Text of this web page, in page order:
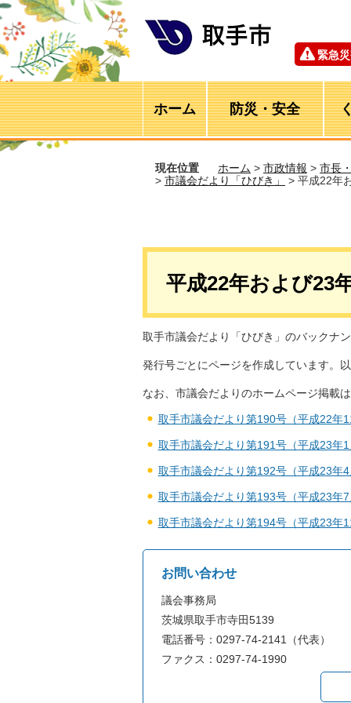
緊急
ホーム 防災・安全
現在位置 ホーム > 市政情報 > 市長
> 市議会だより「ひびき」 > 平成22年
平成22年および23
取手市議会だより「ひびき」のバックナ
発行号ごとにページを作成しています。
なお、市議会だよりのホームページ掲載
取手市議会だより第190号（平成22年
取手市議会だより第191号（平成23年1
取手市議会だより第192号（平成23年4
取手市議会だより第193号（平成23年7
取手市議会だより第194号（平成23年
お問い合わせ
議会事務局
茨城県取手市寺田5139
電話番号：0297-74-2141（代表）
ファクス：0297-74-1990